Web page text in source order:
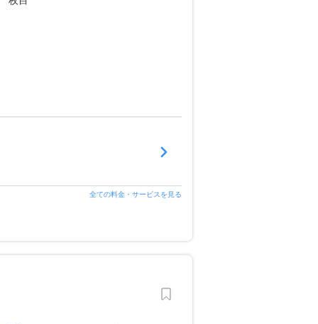
全ての料金・サービスを見る